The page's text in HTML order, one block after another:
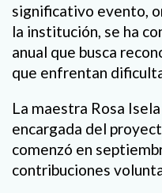
significativo evento,
la institución, se ha
anual que busca
que enfrentan
La maestra Rosa
encargada del
comenzó en
contribuciones